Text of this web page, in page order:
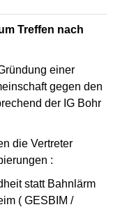
Treffen nach
einer
gegen den
der IG Bohr
die Vertreter
:
statt Bahnlärm
( GESBIM /